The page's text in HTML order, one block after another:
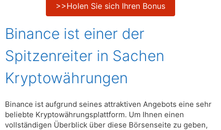
>>Holen Sie sich Ihren Bonus
Binance ist einer der
Spitzenreiter in Sachen
Kryptowährungen
Binance ist aufgrund seines attraktiven Angebots eine sehr
beliebte Kryptowährungsplattform. Um Ihnen einen
vollständigen Überblick über diese Börsenseite zu geben,